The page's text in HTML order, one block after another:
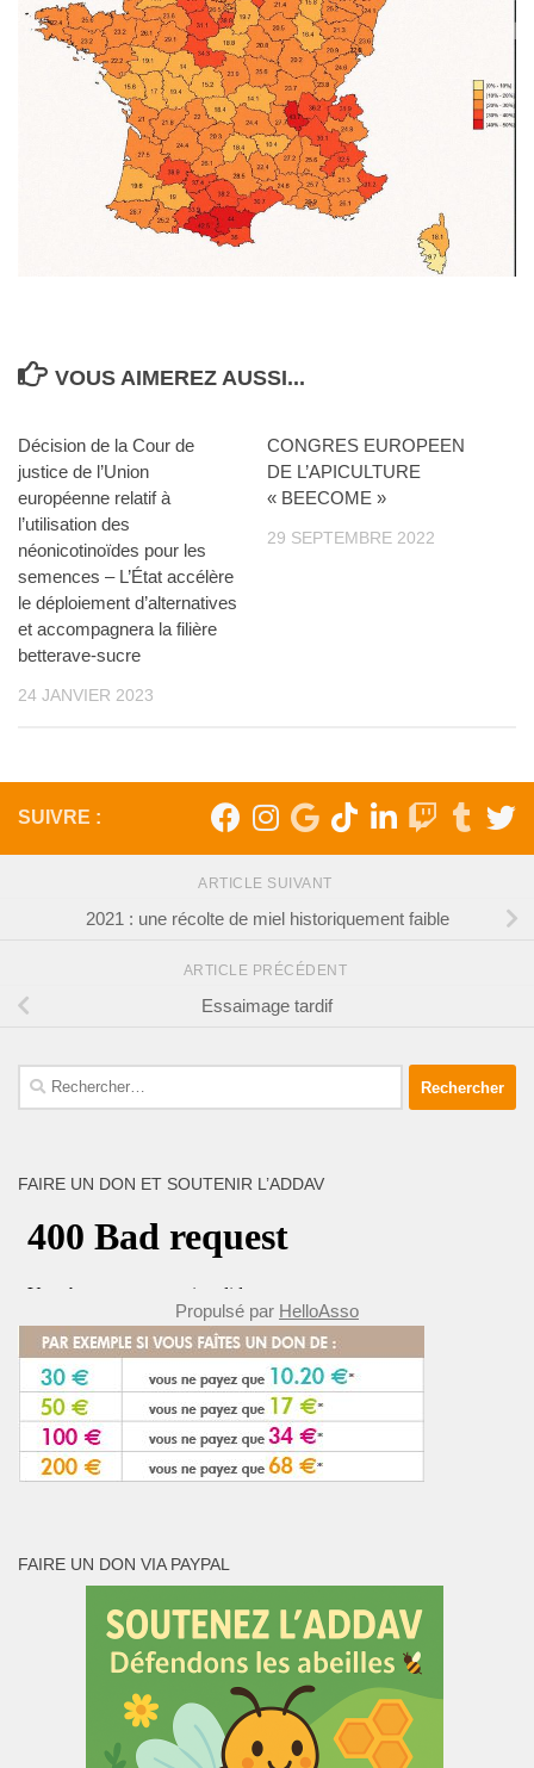
VOUS AIMEREZ AUSSI...
Décision de la Cour de
justice de l’Union
européenne relatif à
l’utilisation des
néonicotinoïdes pour les
semences – L’État accélère
le déploiement d’alternatives
et accompagnera la filière
betterave-sucre
24 JANVIER 2023
CONGRES EUROPEEN
DE L’APICULTURE
« BEECOME »
29 SEPTEMBRE 2022
SUIVRE :
ARTICLE SUIVANT
2021 : une récolte de miel historiquement faible
ARTICLE PRÉCÉDENT
Essaimage tardif
Rechercher :
FAIRE UN DON ET SOUTENIR L’ADDAV
Propulsé par HelloAsso
FAIRE UN DON VIA PAYPAL